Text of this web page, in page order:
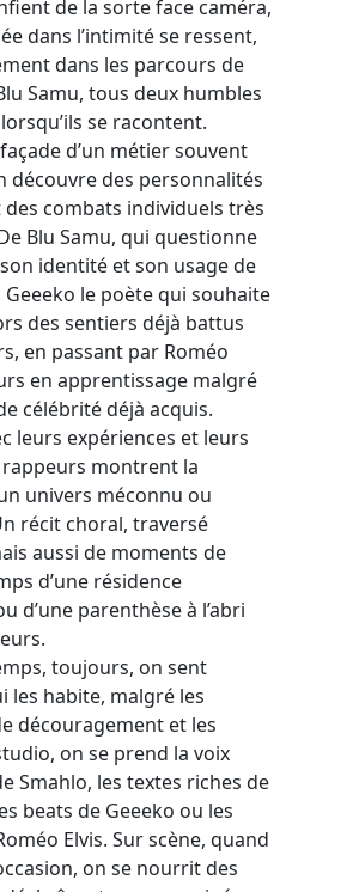
de la sorte face caméra,
dans l’intimité se ressent,
dans les parcours de
Samu, tous deux humbles
se racontent.
d’un métier souvent
découvre des personnalités
des combats individuels très
Blu Samu, qui questionne
identité et son usage de
Geeeko le poète qui souhaite
des sentiers déjà battus
en passant par Roméo
en apprentissage malgré
célébrité déjà acquis.
leurs expériences et leurs
rappeurs montrent la
univers méconnu ou
récit choral, traversé
aussi de moments de
d’une résidence
d’une parenthèse à l’abri
toujours, on sent
les habite, malgré les
découragement et les
on se prend la voix
Smahlo, les textes riches de
beats de Geeeko ou les
Elvis. Sur scène, quand
on se nourrit des